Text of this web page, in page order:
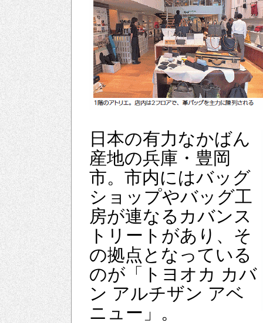
日本の有力なかばん
産地の兵庫・豊岡
市。市内にはバッグ
ショップやバッグ工
房が連なるカバンス
トリートがあり、そ
の拠点となっている
のが「トヨオカ カバ
ン アルチザン アベ
ニュー」。